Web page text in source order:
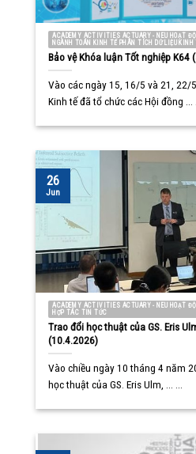
ACADEMY ACTIVITIES ACTUARY - NEU HOẠT
NGÀNH TOÁN KINH TẾ PHÂN TÍCH DỮ LIỆU
Bảo vệ Khóa luận Tốt nghiệp K64
Vào các ngày 15, 16/5 và 21, 22/
Kinh tế đã tổ chức các Hội đồng ... ...
ACADEMY ACTIVITIES ACTUARY - NEU HOẠT
HỢP TÁC TIN TỨC
Trao đổi học thuật của GS. Eris
(10.4.2026)
Vào chiều ngày 10 tháng 4 năm
học thuật của GS. Eris Ulm, ... ...
26
Jun